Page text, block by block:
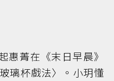
惠菁在《末日早晨》
玻璃杯戲法〉。小玥懂